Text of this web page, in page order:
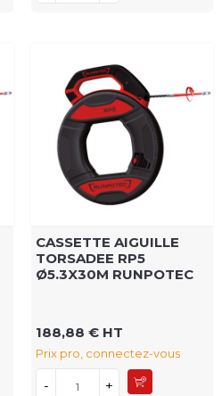
CASSETTE AIGUILLE
TORSADEE RP5
Ø5.3X30M RUNPOTEC
188,88 € HT
Prix pro, connectez-vous
- +